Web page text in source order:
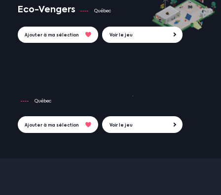
Eco-Vengers Québec
Ajouter à ma sélection Voir le jeu
Québec
Ajouter à ma sélection Voir le jeu